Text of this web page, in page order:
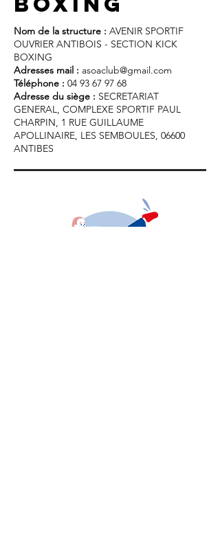
Nom de la structure : AVENIR SPORTIF
OUVRIER ANTIBOIS - SECTION KICK
BOXING
Adresses mail : asoaclub@gmail.com
Téléphone : 04 93 67 97 68
Adresse du siège : SECRETARIAT
GENERAL, COMPLEXE SPORTIF PAUL
CHARPIN, 1 RUE GUILLAUME
APOLLINAIRE, LES SEMBOULES, 06600
ANTIBES